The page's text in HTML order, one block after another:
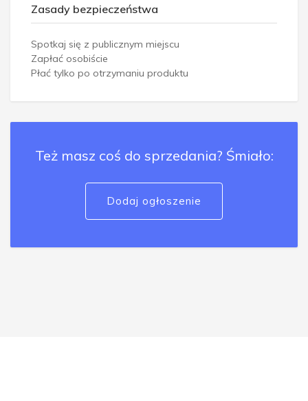
Zasady bezpieczeństwa
Spotkaj się z publicznym miejscu
Zapłać osobiście
Płać tylko po otrzymaniu produktu
Też masz coś do sprzedania? Śmiało:
Dodaj ogłoszenie